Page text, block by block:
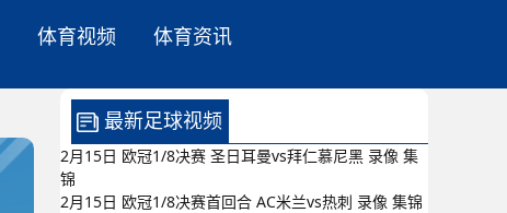
体育视频 体育资讯
最新足球视频
2月15日 欧冠1/8决赛 圣日耳曼vs拜仁慕尼黑 录像 集
锦
2月15日 欧冠1/8决赛首回合 AC米兰vs热刺 录像 集锦